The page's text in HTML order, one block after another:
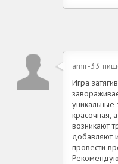
amir-33
Игра
уникальные
красочная,
возникают
добавляют
провести